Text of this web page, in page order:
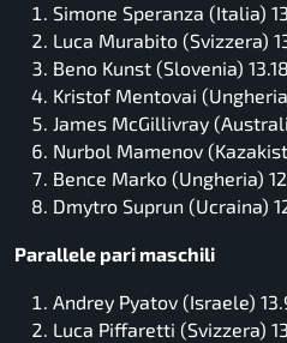
Simone Speranza (Italia)
Luca Murabito (Svizzera)
Beno Kunst (Slovenia)
Kristof Mentovai
James McGillivray
Nurbol Mamenov
Bence Marko (Ungheria)
Dmytro Suprun (Ucraina)
Parallele pari maschili
Andrey Pyatov (Israele)
Luca Piffaretti (Svizzera)